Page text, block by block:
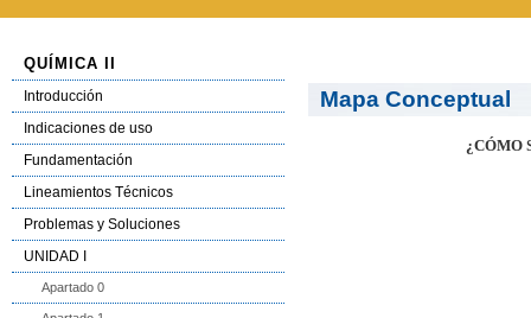
QUÍMICA II
Introducción
Indicaciones de uso
Fundamentación
Lineamientos Técnicos
Problemas y Soluciones
UNIDAD I
Apartado 0
Mapa Conceptual
¿CÓMO